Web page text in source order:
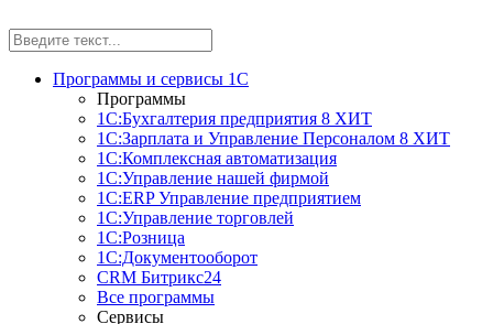
Программы и сервисы 1С
Программы
1С:Бухгалтерия предприятия 8 ХИТ
1С:Зарплата и Управление Персоналом 8 ХИТ
1С:Комплексная автоматизация
1С:Управление нашей фирмой
1С:ERP Управление предприятием
1С:Управление торговлей
1С:Розница
1С:Документооборот
CRM Битрикс24
Все программы
Сервисы